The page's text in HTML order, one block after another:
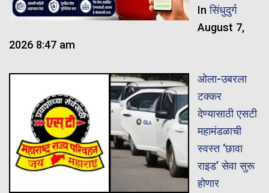
Inसिंधुदुर्ग
August 7,
2026 8:47 am
ओला-उबरला
टक्कर
देण्यासाठी एसटी
महामंडळाची
स्वस्त ‘छावा
राइड’ सेवा सुरू
होणार